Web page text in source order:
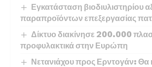
Εγκατάσταση βιοδιυλιστηρίου
παραπροϊόντων επεξεργασίας
Δίκτυο διακίνησε 200.000
προφυλακτικά στην Ευρώπη
Νετανιάχου προς Ερντογάν: Θα